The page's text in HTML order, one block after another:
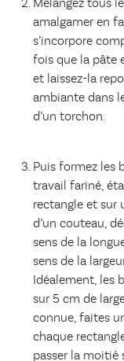
Mélangez tous
amalgamer en
s’incorpore
fois que la pâte
et laissez-la
ambiante dans
d’un torchon.
Puis formez les
travail fariné,
rectangle et sur
d’un couteau,
sens de la
sens de la
Idéalement, les
sur 5 cm de
connue, faites
chaque
passer la moitié